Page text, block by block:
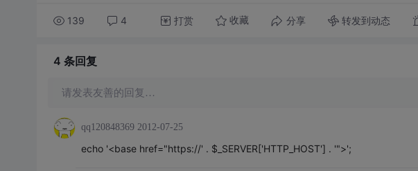
139 4 打赏 收藏 分享 转发到动态
4 条回复
请发表友善的回复…
qq120848369 2012-07-25
echo '<base href="https://' . $_SERVER['HTTP_HOST'] . '">';